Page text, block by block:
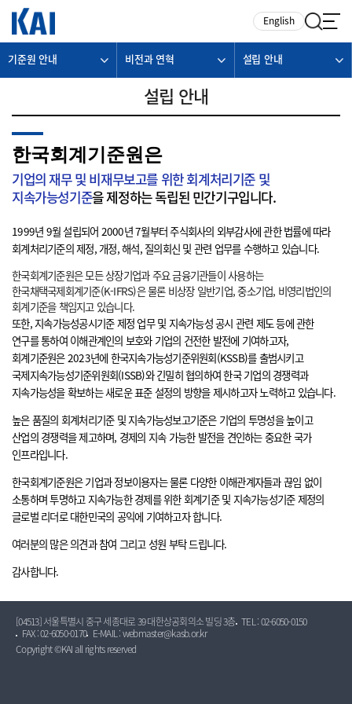
English
기준원 안내 비전과 연혁 설립 안내
설립 안내
한국회계기준원은
기업의 재무 및 비재무보고를 위한 회계처리기준 및
지속가능성기준을 제정하는 독립된 민간기구입니다.
1999년 9월 설립되어 2000년 7월부터 주식회사의 외부감사에 관한 법률에 따라
회계처리기준의 제정, 개정, 해석, 질의회신 및 관련 업무를 수행하고 있습니다.
한국회계기준원은 모든 상장기업과 주요 금융기관들이 사용하는
한국채택국제회계기준(K-IFRS)은 물론 비상장 일반기업, 중소기업, 비영리법인의
회계기준을 책임지고 있습니다.
또한, 지속가능성공시기준 제정 업무 및 지속가능성 공시 관련 제도 등에 관한
연구를 통하여 이해관계인의 보호와 기업의 건전한 발전에 기여하고자,
회계기준원은 2023년에 한국지속가능성기준위원회(KSSB)를 출범시키고
국제지속가능성기준위원회(ISSB)와 긴밀히 협의하여 한국 기업의 경쟁력과
지속가능성을 확보하는 새로운 표준 설정의 방향을 제시하고자 노력하고 있습니다.
높은 품질의 회계처리기준 및 지속가능성보고기준은 기업의 투명성을 높이고
산업의 경쟁력을 제고하며, 경제의 지속 가능한 발전을 견인하는 중요한 국가
인프라입니다.
한국회계기준원은 기업과 정보이용자는 물론 다양한 이해관계자들과 끊임 없이
소통하며 투명하고 지속가능한 경제를 위한 회계기준 및 지속가능성기준 제정의
글로벌 리더로 대한민국의 공익에 기여하고자 합니다.
여러분의 많은 의견과 참여 그리고 성원 부탁 드립니다.
감사합니다.
[04513] 서울특별시 중구 세종대로 39 대한상공회의소 빌딩 3층 TEL : 02-6050-0150
FAX : 02-6050-0170
E-MAIL : webmaster@kasb.or.kr
Copyright ©KAI all rights reserved